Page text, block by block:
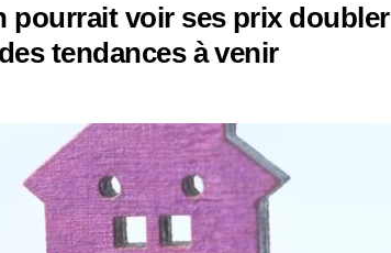
pourrait voir ses prix doubler
tendances à venir